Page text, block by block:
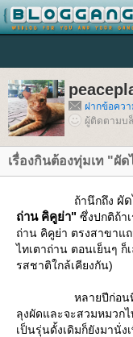
ฝากข้อคว
ผู้ติดตามบ
เรื่องกินต้องทุ่มเท "ผั
ถ้านึกถึง ผั
ถ่าน คิคูย่า" ซึ่งปกติถ้า
ถ่าน คิคูย่า ตรงสาขาแ
ไทเตาถ่าน ตอนเย็นๆ
รสชาติใกล้เคียงกัน)
หลายปีก่อนที่เคย
ลุงผัดและจะสวมหมวก
เป็นรุ่นดั้งเดิมก็ยังมานั่ง